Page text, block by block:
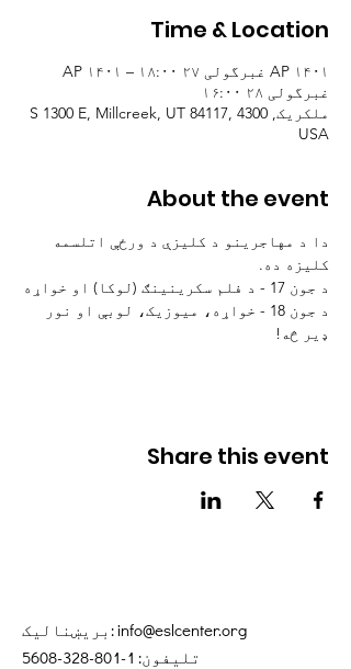
Time & Location
AP ۱۴۰۱ غبرگولی ۲۷ ۱۸:۰۰ – AP ۱۴۰۱
غبرگولی ۲۸ ۱۶:۰۰
ملکریک, 4300 S 1300 E, Millcreek, UT 84117,
USA
About the event
دا د مهاجرینو د کلیزې د ورځې اتلسمه
کلیزه ده.
د جون 17 - د فلم سکرینینګ (لوکا) او خواړه
د جون 18 - خواړه، میوزیک، لوبې او نور
ډیر څه!
Share this event
بریښنالیک:info@eslcenter.org
تلیفون: 1-801-328-5608